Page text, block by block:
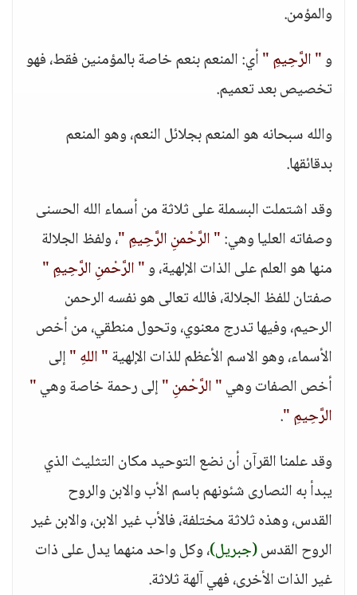
والمؤمن.
و" الرَّحِيمِ "أي: المنعم بنعم خاصة بالمؤمنين فقط، فهو
تخصيص بعد تعميم.
والله سبحانه هو المنعم بجلائل النعم، وهو المنعم
بدقائقها.
وقد اشتملت البسملة على ثلاثة من أسماء الله الحسنى
وصفاته العليا وهي:" الرَّحْمنِ الرَّحِيمِ "، ولفظ الجلالة
منها هو العلم على الذات الإلهية، و" الرَّحْمنِ الرَّحِيمِ "
صفتان للفظ الجلالة، فالله تعالى هو نفسه الرحمن
الرحيم، وفيها تدرج معنوي، وتحول منطقي، من أخص
الأسماء، وهو الاسم الأعظم للذات الإلهية" اللهِ "إلى
أخص الصفات وهي" الرَّحْمنِ "إلى رحمة خاصة وهي"
الرَّحِيمِ ".
وقد علمنا القرآن أن نضع التوحيد مكان التثليث الذي
يبدأ به النصارى شئونهم باسم الأب والابن والروح
القدس، وهذه ثلاثة مختلفة، فالأب غير الابن، والابن غير
الروح القدس(جبريل)، وكل واحد منهما يدل على ذات
غير الذات الأخرى، فهي آلهة ثلاثة.